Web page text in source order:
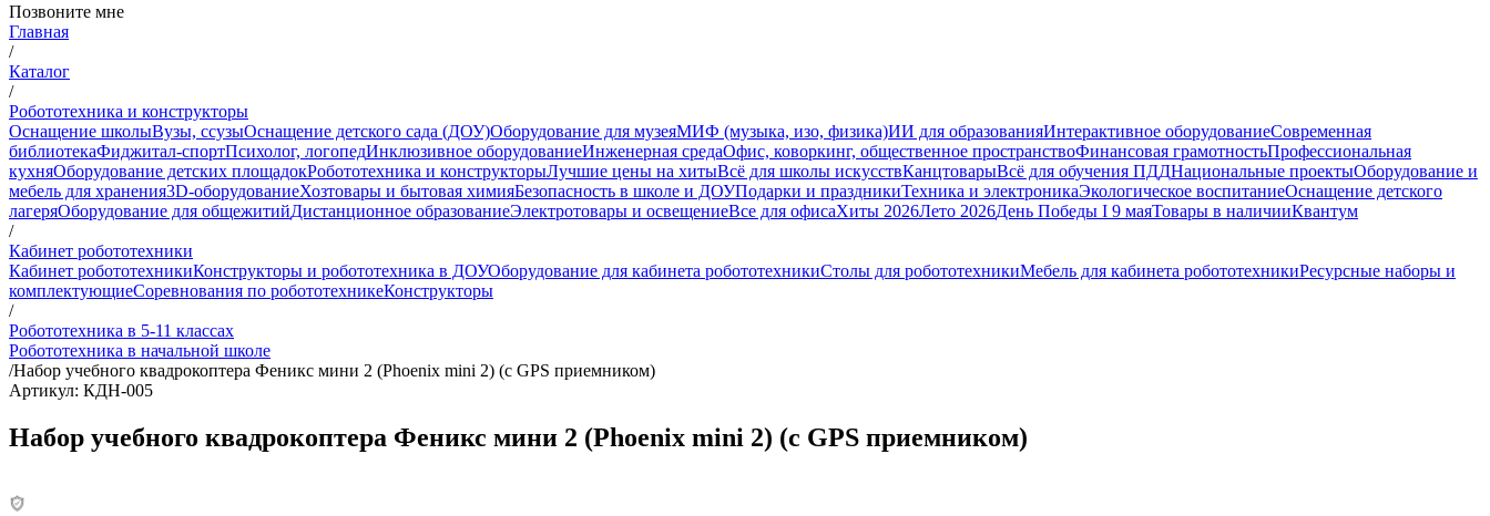
Позвоните мне
Главная
/
Каталог
/
Робототехника и конструкторы
Оснащение школыВузы, ссузыОснащение детского сада (ДОУ)Оборудование для музеяМИФ (музыка, изо, физика)ИИ для образованияИнтерактивное оборудованиеСовременная
библиотекаФиджитал-спортПсихолог, логопедИнклюзивное оборудованиеИнженерная средаОфис, коворкинг, общественное пространствоФинансовая грамотностьПрофессиональная
кухняОборудование детских площадокРобототехника и конструкторыЛучшие цены на хитыВсё для школы искусствКанцтоварыВсё для обучения ПДДНациональные проектыОборудование и
мебель для хранения3D-оборудованиеХозтовары и бытовая химияБезопасность в школе и ДОУПодарки и праздникиТехника и электроникаЭкологическое воспитаниеОснащение детского
лагеряОборудование для общежитийДистанционное образованиеЭлектротовары и освещениеВсе для офисаХиты 2026Лето 2026День Победы I 9 маяТовары в наличииКвантум
/
Кабинет робототехники
Кабинет робототехникиКонструкторы и робототехника в ДОУОборудование для кабинета робототехникиСтолы для робототехникиМебель для кабинета робототехникиРесурсные наборы и
комплектующиеСоревнования по робототехникеКонструкторы
/
Робототехника в 5-11 классах
Робототехника в начальной школе
/Набор учебного квадрокоптера Феникс мини 2 (Phoenix mini 2) (с GPS приемником)
Артикул: КДН-005
Набор учебного квадрокоптера Феникс мини 2 (Phoenix mini 2) (с GPS приемником)